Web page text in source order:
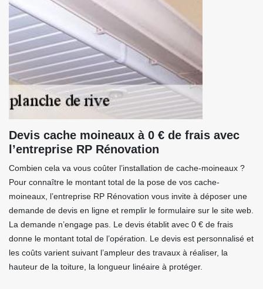
Devis cache moineaux à 0 € de frais avec
l’entreprise RP Rénovation
Combien cela va vous coûter l’installation de cache-moineaux ?
Pour connaître le montant total de la pose de vos cache-
moineaux, l’entreprise RP Rénovation vous invite à déposer une
demande de devis en ligne et remplir le formulaire sur le site web.
La demande n’engage pas. Le devis établit avec 0 € de frais
donne le montant total de l’opération. Le devis est personnalisé et
les coûts varient suivant l’ampleur des travaux à réaliser, la
hauteur de la toiture, la longueur linéaire à protéger.